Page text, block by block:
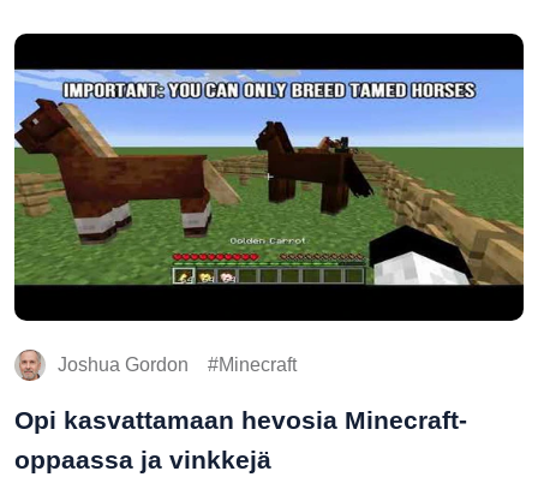
Joshua Gordon Minecraft
Opi kasvattamaan hevosia Minecraft-
oppaassa ja vinkkejä